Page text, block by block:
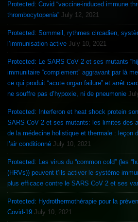
Protected: Covid “vaccine-induced immune
thrombocytopenia” July 12, 2021
Protected: Sommeil, rythmes circadien,
l’immunisation active July 10, 2021
Protected: Le SARS CoV 2 et ses mutants
immunitaire “complement” aggravant par là
ce qui produit “acute organ failure” et arrêt
ne souffre pas d’hypoxie, ni de pneumonie
Protected: Interferon et heat shock protein
SARS CoV 2 et ses mutants: les limites des
de la médecine holistique et thermale : leçon
l’air conditionné July 10, 2021
Protected: Les virus du “common cold” (les
(HRVs)) peuvent t’ils activer le système
plus efficace contre le SARS CoV 2 et ses
Protected: Hydrothermothérapie pour la
Covid-19 July 10, 2021